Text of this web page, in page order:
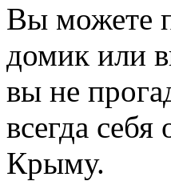
Вы можете
домик или
вы не
всегда
Крыму.